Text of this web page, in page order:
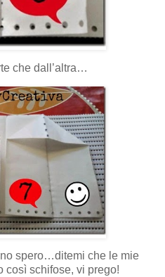
che dall’altra…
spero…ditemi che le mie
così schifose, vi prego!